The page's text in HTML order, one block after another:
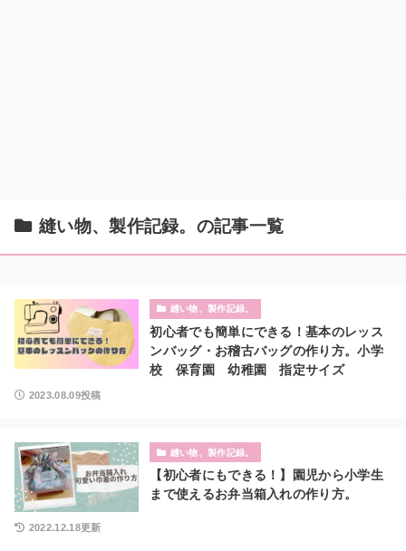
縫い物、製作記録。の記事一覧
縫い物、製作記録。
初心者でも簡単にできる！基本のレッス
ンバッグ・お稽古バッグの作り方。小学
校 保育園 幼稚園 指定サイズ
2023.08.09投稿
縫い物、製作記録。
【初心者にもできる！】園児から小学生
まで使えるお弁当箱入れの作り方。
2022.12.18更新